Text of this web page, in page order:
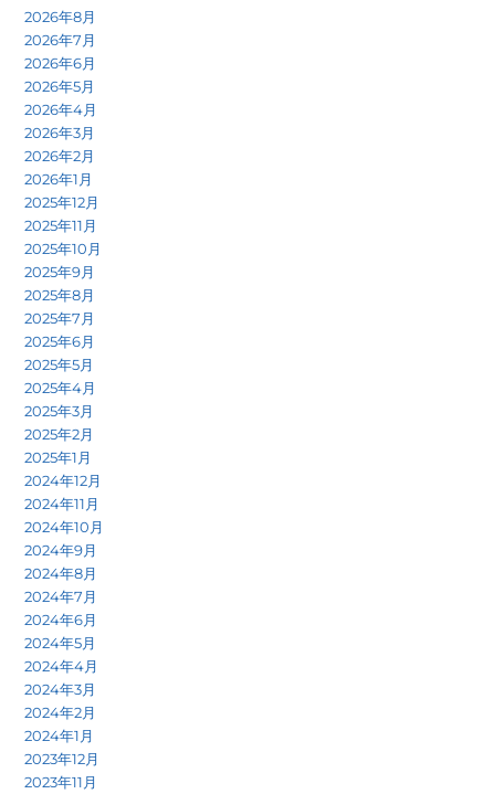
2026年8月
2026年7月
2026年6月
2026年5月
2026年4月
2026年3月
2026年2月
2026年1月
2025年12月
2025年11月
2025年10月
2025年9月
2025年8月
2025年7月
2025年6月
2025年5月
2025年4月
2025年3月
2025年2月
2025年1月
2024年12月
2024年11月
2024年10月
2024年9月
2024年8月
2024年7月
2024年6月
2024年5月
2024年4月
2024年3月
2024年2月
2024年1月
2023年12月
2023年11月